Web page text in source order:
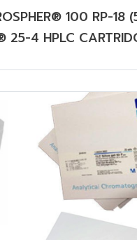
100 RP-18
25-4 HPLC